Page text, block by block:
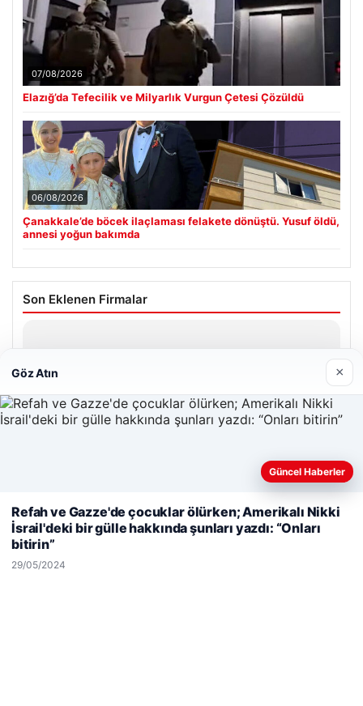
07/08/2026
Elazığ’da Tefecilik ve Milyarlık Vurgun Çetesi Çözüldü
06/08/2026
Çanakkale’de böcek ilaçlaması felakete dönüştü. Yusuf öldü,
annesi yoğun bakımda
Son Eklenen Firmalar
deneyiminizi kişiselleştirmek ve geliştirmek amacıyla çerezler
kullanıyoruz.Çerez Politikamız
Göz Atın ×
Güncel Haberler
Refah ve Gazze'de çocuklar ölürken; Amerikalı Nikki
İsrail'deki bir gülle hakkında şunları yazdı: “Onları
bitirin”
29/05/2024
Yeminli Tercüme Bürosu|Malta Dil Okulu|
lemagrup.com.tr